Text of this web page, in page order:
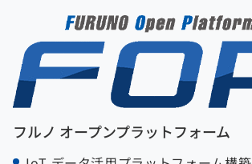
フルノ オープンプラットフォーム